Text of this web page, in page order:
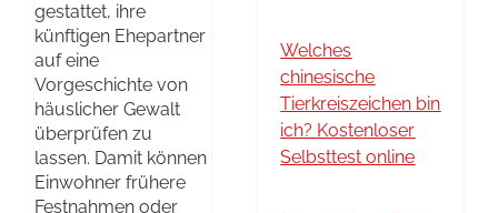
gestattet, ihre
künftigen Ehepartner
auf eine
Vorgeschichte von
häuslicher Gewalt
überprüfen zu
lassen. Damit können
Einwohner frühere
Festnahmen oder
Welches
chinesische
Tierkreiszeichen bin
ich? Kostenloser
Selbsttest online